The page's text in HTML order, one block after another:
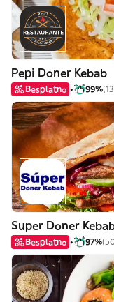
Pepi Doner Kebab
Besplatno 99%
Super Doner
Besplatno 97%